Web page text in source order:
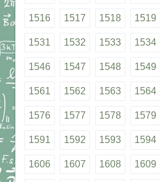
1516 1517 1518 1519
1531 1532 1533 1534
1546 1547 1548 1549
1561 1562 1563 1564
1576 1577 1578 1579
1591 1592 1593 1594
1606 1607 1608 1609